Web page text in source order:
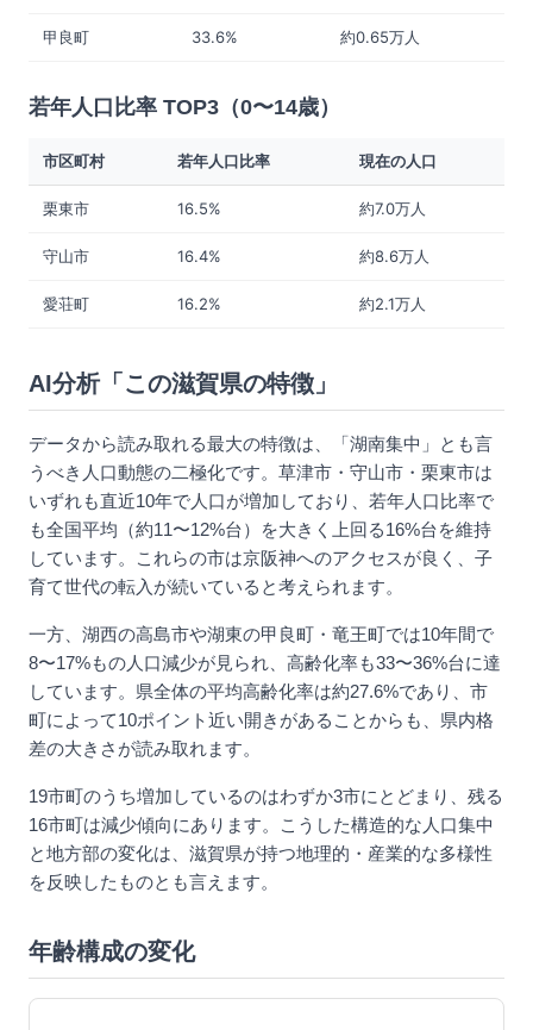
甲良町 33.6% 約0.65万人
若年人口比率 TOP3（0〜14歳）
市区町村 若年人口比率 現在の人口
栗東市 16.5% 約7.0万人
守山市 16.4% 約8.6万人
愛荘町 16.2% 約2.1万人
AI分析「この滋賀県の特徴」
データから読み取れる最大の特徴は、「湖南集中」とも言
うべき人口動態の二極化です。草津市・守山市・栗東市は
いずれも直近10年で人口が増加しており、若年人口比率で
も全国平均（約11〜12%台）を大きく上回る16%台を維持
しています。これらの市は京阪神へのアクセスが良く、子
育て世代の転入が続いていると考えられます。
一方、湖西の高島市や湖東の甲良町・竜王町では10年間で
8〜17%もの人口減少が見られ、高齢化率も33〜36%台に達
しています。県全体の平均高齢化率は約27.6%であり、市
町によって10ポイント近い開きがあることからも、県内格
差の大きさが読み取れます。
19市町のうち増加しているのはわずか3市にとどまり、残る
16市町は減少傾向にあります。こうした構造的な人口集中
と地方部の変化は、滋賀県が持つ地理的・産業的な多様性
を反映したものとも言えます。
年齢構成の変化